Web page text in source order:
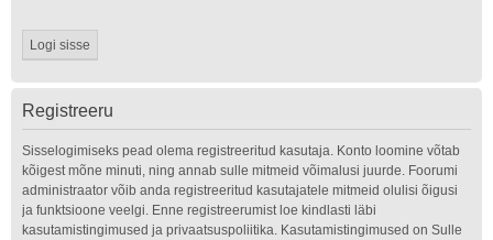
Registreeru
Sisselogimiseks pead olema registreeritud kasutaja. Konto loomine võtab
kõigest mõne minuti, ning annab sulle mitmeid võimalusi juurde. Foorumi
administraator võib anda registreeritud kasutajatele mitmeid olulisi õigusi
ja funktsioone veelgi. Enne registreerumist loe kindlasti läbi
kasutamistingimused ja privaatsuspoliitika. Kasutamistingimused on Sulle